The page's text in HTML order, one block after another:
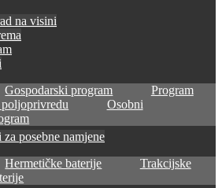
na visini
Gospodarski program
Program
poljoprivredu
Osobni
posebne namjene
Hermetičke baterije
Trakcijske